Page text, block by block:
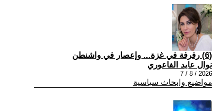
(6) رفرفة في غزة... وإعصار في واشنطن
نوال عايد الفاعوري
2026 / 8 / 7
مواضيع وابحاث سياسية